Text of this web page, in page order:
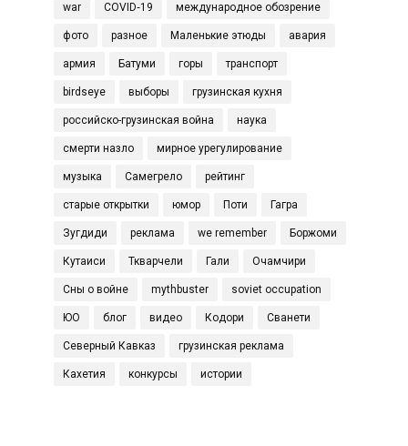
war COVID‑19 международное обозрение
фото разное Маленькие этюды авария
армия Батуми горы транспорт
birdseye выборы грузинская кухня
российско-грузинская война наука
смерти назло мирное урегулирование
музыка Самегрело рейтинг
старые открытки юмор Поти Гагра
Зугдиди реклама we remember Боржоми
Кутаиси Ткварчели Гали Очамчири
Сны о войне mythbuster soviet occupation
ЮО блог видео Кодори Сванети
Северный Кавказ грузинская реклама
Кахетия конкурсы истории